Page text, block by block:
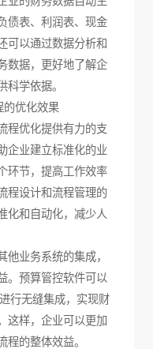
债表、利润表、现金
可以通过数据分析和
数据，更好地了解企
学依据。
的优化效果
程优化提供有力的支
企业建立标准化的业
环节，提高工作效率
程设计和流程管理的
化和自动化，减少人
业务系统的集成，
。预算管控软件可以
行无缝集成，实现财
这样，企业可以更加
的整体效益。